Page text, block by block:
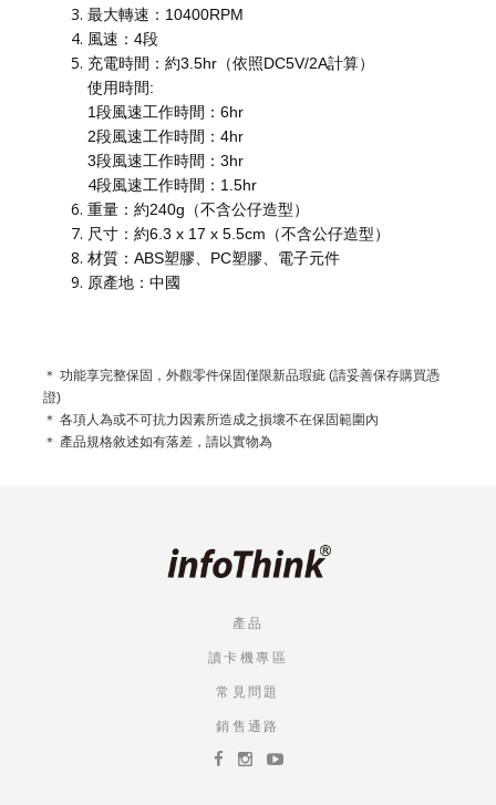
最大轉速：10400RPM
風速：4段
充電時間：約3.5hr（依照DC5V/2A計算）
使用時間:
1段風速工作時間：6hr
2段風速工作時間：4hr
3段風速工作時間：3hr
4段風速工作時間：1.5hr
重量：約240g（不含公仔造型）
尺寸：約6.3 x 17 x 5.5cm（不含公仔造型）
材質：ABS塑膠、PC塑膠、電子元件
原產地：中國
＊ 功能享完整保固，外觀零件保固僅限新品瑕疵 (請妥善保存購買憑
證)
＊ 各項人為或不可抗力因素所造成之損壞不在保固範圍內
＊ 產品規格敘述如有落差，請以實物為
產品
讀卡機專區
常見問題
銷售通路